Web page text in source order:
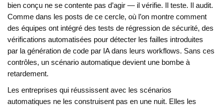
bien conçu ne se contente pas d’agir — il vérifie. Il teste. Il audit.
Comme dans les posts de ce cercle, où l’on montre comment
des équipes ont intégré des tests de régression de sécurité, des
vérifications automatisées pour détecter les failles introduites
par la génération de code par IAdans leurs workflows. Sans ces
contrôles, un scénario automatique devient une bombe à
retardement.
Les entreprises qui réussissent avec les scénarios
automatiques ne les construisent pas en une nuit. Elles les